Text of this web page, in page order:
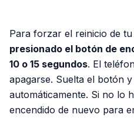
Para forzar el reinicio de tu
presionado el botón de
10 o 15 segundos. El
apagarse. Suelta el botón
automáticamente. Si no lo
encendido de nuevo para